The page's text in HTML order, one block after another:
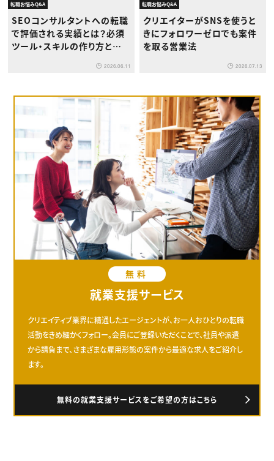
転職お悩みQ&A
SEOコンサルタントへの転職
で評価される実績とは？必須
ツール・スキルの作り方と転
2026.06.11
転職お悩みQ&A
クリエイターがSNSを使うと
きにフォロワーゼロでも案件
を取る営業法
2026.07.13
無料
就業支援サービス
クリエイティブ業界に精通したエージェントが、お一人おひとりの転職
活動をきめ細かくフォロー。会員にご登録いただくことで、社員や派遣
から請負まで、さまざまな雇用形態の案件から最適な求人をご紹介し
ます。
無料の就業支援サービスをご希望の方はこちら